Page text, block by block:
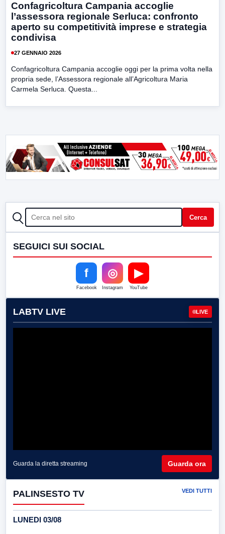
Confagricoltura Campania accoglie
l’assessora regionale Serluca: confronto
aperto su competitività imprese e strategia
condivisa
27 GENNAIO 2026
Confagricoltura Campania accoglie oggi per la prima volta nella
propria sede, l’Assessora regionale all’Agricoltura Maria
Carmela Serluca. Questa...
CERCA Cerca
SEGUICI SUI SOCIAL
f
Facebook
◎
Instagram
▶
YouTube
LABTV LIVE LIVE
Guarda la diretta streaming Guarda ora
PALINSESTO TV VEDI TUTTI
LUNEDI 03/08